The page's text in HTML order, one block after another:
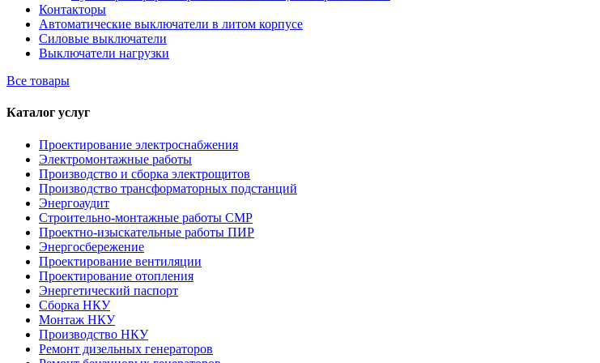
Контакторы
Автоматические выключатели в литом корпусе
Силовые выключатели
Выключатели нагрузки
Все товары
Каталог услуг
Проектирование электроснабжения
Электромонтажные работы
Производство и сборка электрощитов
Производство трансформаторных подстанций
Энергоаудит
Строительно-монтажные работы СМР
Проектно-изыскательные работы ПИР
Энергосбережение
Проектирование вентиляции
Проектирование отопления
Энергетический паспорт
Сборка НКУ
Монтаж НКУ
Производство НКУ
Ремонт дизельных генераторов